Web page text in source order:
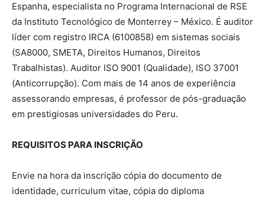
Espanha, especialista no Programa Internacional de RSE
da Instituto Tecnológico de Monterrey – México. É auditor
líder com registro IRCA (6100858) em sistemas sociais
(SA8000, SMETA, Direitos Humanos, Direitos
Trabalhistas). Auditor ISO 9001 (Qualidade), ISO 37001
(Anticorrupção). Com mais de 14 anos de experiência
assessorando empresas, é professor de pós-graduação
em prestigiosas universidades do Peru.
REQUISITOS PARA INSCRIÇÃO
Envie na hora da inscrição cópia do documento de
identidade, curriculum vitae, cópia do diploma